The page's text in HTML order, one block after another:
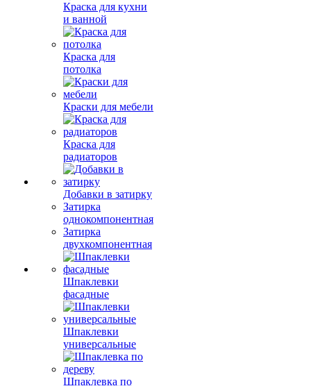
Краска для кухни
и ванной
Краска для
потолка
Краски для мебели
Краска для
радиаторов
Добавки в затирку
Затирка
однокомпонентная
Затирка
двухкомпонентная
Шпаклевки
фасадные
Шпаклевки
универсальные
Шпаклевка по